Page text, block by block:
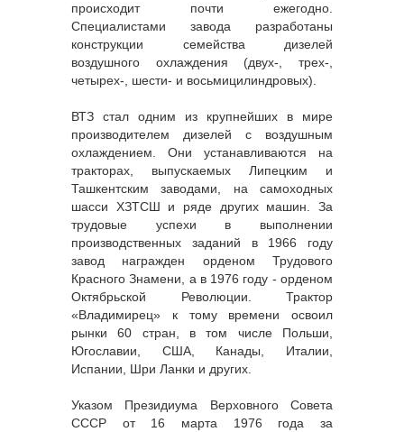
происходит почти ежегодно.
Специалистами завода разработаны
конструкции семейства дизелей
воздушного охлаждения (двух-, трех-,
четырех-, шести- и восьмицилиндровых).
ВТЗ стал одним из крупнейших в мире
производителем дизелей с воздушным
охлаждением. Они устанавливаются на
тракторах, выпускаемых Липецким и
Ташкентским заводами, на самоходных
шасси ХЗТСШ и ряде других машин. За
трудовые успехи в выполнении
производственных заданий в 1966 году
завод награжден орденом Трудового
Красного Знамени, а в 1976 году - орденом
Октябрьской Революции. Трактор
«Владимирец» к тому времени освоил
рынки 60 стран, в том числе Польши,
Югославии, США, Канады, Италии,
Испании, Шри Ланки и других.
Указом Президиума Верховного Совета
СССР от 16 марта 1976 года за